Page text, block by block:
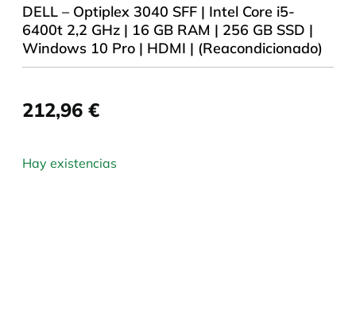
DELL – Optiplex 3040 SFF | Intel Core i5-
6400t 2,2 GHz | 16 GB RAM | 256 GB SSD |
Windows 10 Pro | HDMI | (Reacondicionado)
212,96 €
Hay existencias